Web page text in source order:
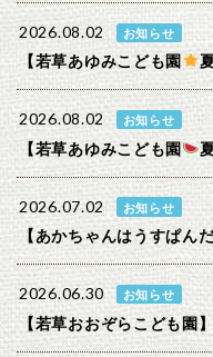
2026.08.02 お知らせ
【若草あゆみこども園
2026.08.02 お知らせ
【若草あゆみこども園
2026.07.02 お知らせ
【あかちゃんはうすぱん
2026.06.30 お知らせ
【若草おおぞらこども園